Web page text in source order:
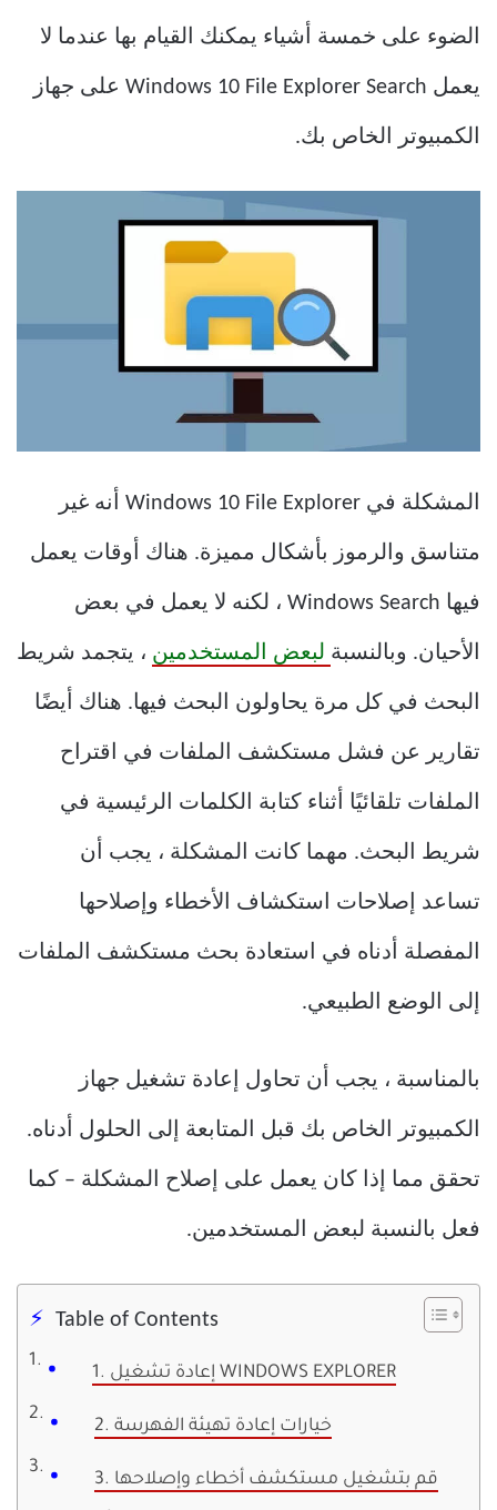
الضوء على خمسة أشياء يمكنك القيام بها عندما لا
يعمل Windows 10 File Explorer Search على جهاز
الكمبيوتر الخاص بك.
المشكلة في Windows 10 File Explorer أنه غير
متناسق والرموز بأشكال مميزة. هناك أوقات يعمل
فيها Windows Search ، لكنه لا يعمل في بعض
الأحيان. وبالنسبة لبعض المستخدمين ، يتجمد شريط
البحث في كل مرة يحاولون البحث فيها. هناك أيضًا
تقارير عن فشل مستكشف الملفات في اقتراح
الملفات تلقائيًا أثناء كتابة الكلمات الرئيسية في
شريط البحث. مهما كانت المشكلة ، يجب أن
تساعد إصلاحات استكشاف الأخطاء وإصلاحها
المفصلة أدناه في استعادة بحث مستكشف الملفات
إلى الوضع الطبيعي.
بالمناسبة ، يجب أن تحاول إعادة تشغيل جهاز
الكمبيوتر الخاص بك قبل المتابعة إلى الحلول أدناه.
تحقق مما إذا كان يعمل على إصلاح المشكلة – كما
فعل بالنسبة لبعض المستخدمين.
Table of Contents
1. إعادة تشغيل WINDOWS EXPLORER
2. خيارات إعادة تهيئة الفهرسة
3. قم بتشغيل مستكشف أخطاء وإصلاحها